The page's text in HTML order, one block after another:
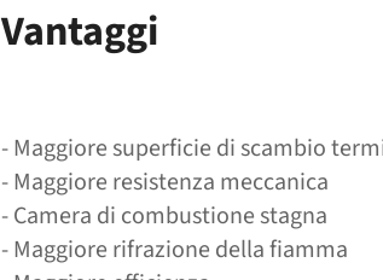
Vantaggi
- Maggiore superficie di scambio
- Maggiore resistenza meccanica
- Camera di combustione stagna
- Maggiore rifrazione della fiamma